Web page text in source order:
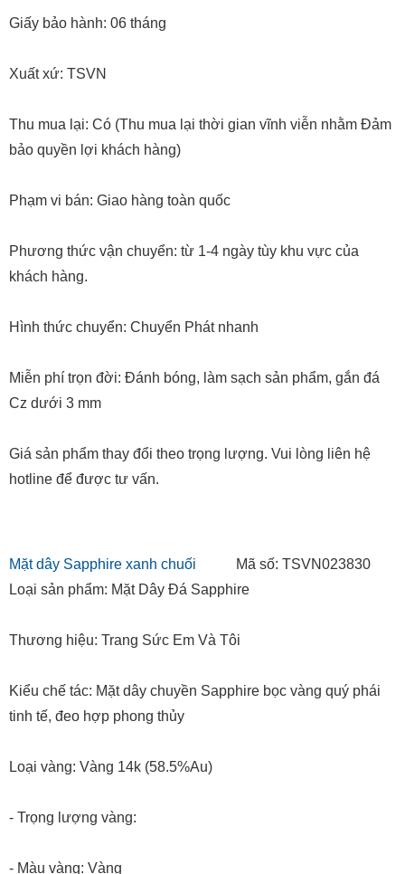
Giấy bảo hành: 06 tháng
Xuất xứ: TSVN
Thu mua lại: Có (Thu mua lại thời gian vĩnh viễn nhằm Đảm
bảo quyền lợi khách hàng)
Phạm vi bán: Giao hàng toàn quốc
Phương thức vận chuyển: từ 1-4 ngày tùy khu vực của
khách hàng.
Hình thức chuyển: Chuyển Phát nhanh
Miễn phí trọn đời: Đánh bóng, làm sạch sản phẩm, gắn đá
Cz dưới 3 mm
Giá sản phẩm thay đổi theo trọng lượng. Vui lòng liên hệ
hotline để được tư vấn.
Mặt dây Sapphire xanh chuối Mã số: TSVN023830
Loại sản phẩm: Mặt Dây Đá Sapphire
Thương hiệu: Trang Sức Em Và Tôi
Kiểu chế tác: Mặt dây chuyền Sapphire bọc vàng quý phái
tinh tế, đeo hợp phong thủy
Loại vàng: Vàng 14k (58.5%Au)
- Trọng lượng vàng:
- Màu vàng: Vàng